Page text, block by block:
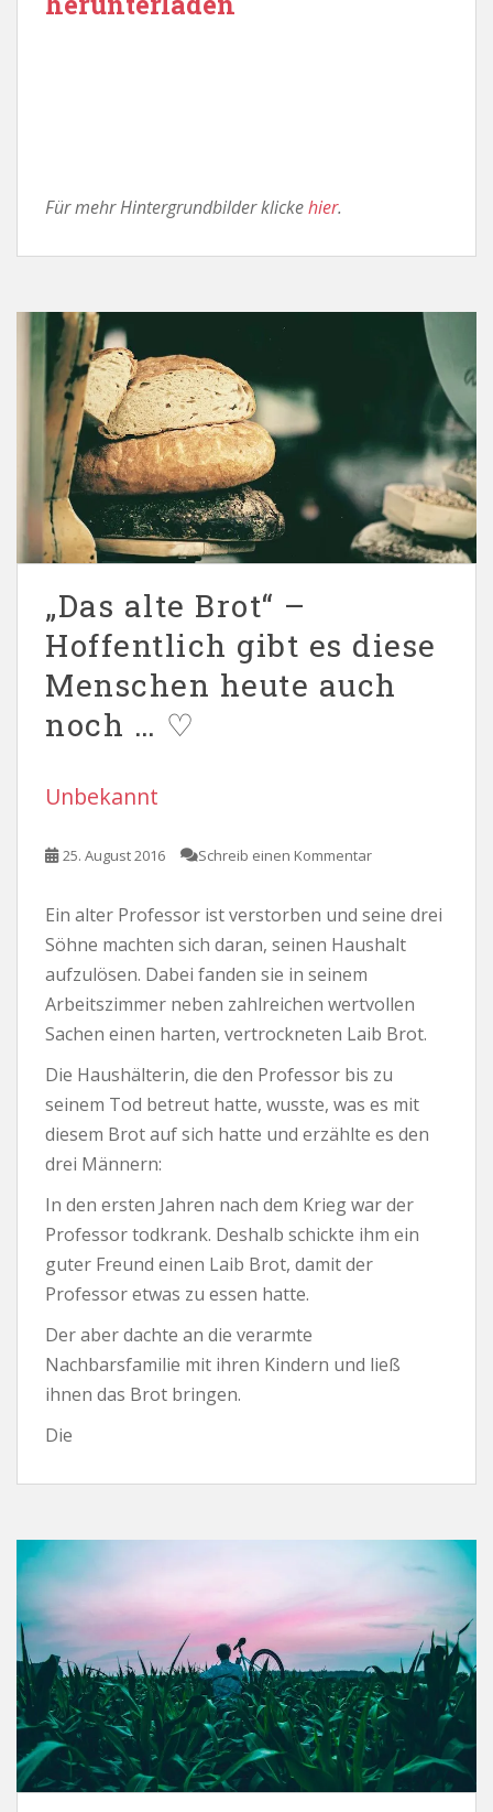
Für mehr Hintergrundbilder klickehier.
„Das alte Brot“ –
Hoffentlich gibt es diese
Menschen heute auch
noch … ♡
Unbekannt
25. August 2016 Schreib einen Kommentar
Ein alter Professor ist verstorben und seine drei
Söhne machten sich daran, seinen Haushalt
aufzulösen. Dabei fanden sie in seinem
Arbeitszimmer neben zahlreichen wertvollen
Sachen einen harten, vertrockneten Laib Brot.
Die Haushälterin, die den Professor bis zu
seinem Tod betreut hatte, wusste, was es mit
diesem Brot auf sich hatte und erzählte es den
drei Männern:
In den ersten Jahren nach dem Krieg war der
Professor todkrank. Deshalb schickte ihm ein
guter Freund einen Laib Brot, damit der
Professor etwas zu essen hatte.
Der aber dachte an die verarmte
Nachbarsfamilie mit ihren Kindern und ließ
ihnen das Brot bringen.
Die